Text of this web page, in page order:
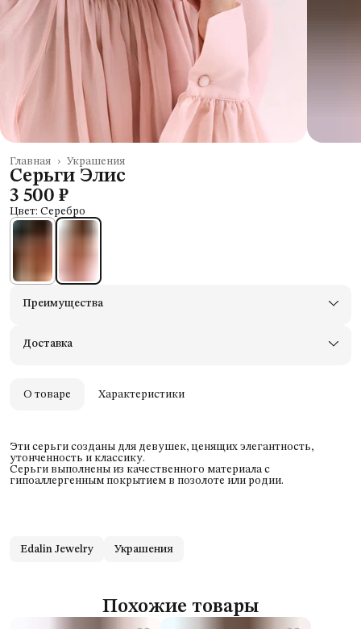
Украшения
Главная ›
Серьги Элис
3 500 ₽
Цвет: Серебро
Преимущества
Оплата — картой, СБП или наличными
Доставка
О товаре Характеристики
Эти серьги созданы для девушек, ценящих элегантность,
утонченность и классику.
Серьги выполнены из качественного материала с
гипоаллергенным покрытием в позолоте или родии.
Edalin Jewelry Украшения
Похожие товары